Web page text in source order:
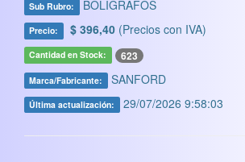
Sub Rubro: BOLIGRAFOS
Precio: $ 396,40 (Precios con IVA)
Cantidad en Stock: 623
Marca/Fabricante: SANFORD
Última actualización: 29/07/2026 9:58:03